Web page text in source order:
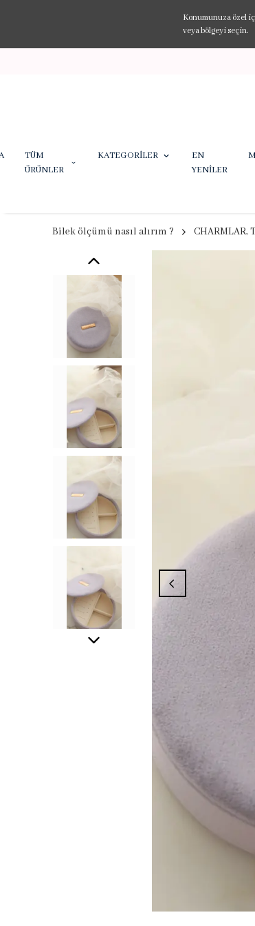
Konumunuza özel
veya bölgeyi seçin.
TÜM
ÜRÜNLER
KATEGORİLER
EN
YENİLER
Bilek ölçümü nasıl alırım ? CHARMLAR,